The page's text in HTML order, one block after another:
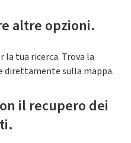
altre opzioni.
tua ricerca. Trova la
direttamente sulla mappa.
il recupero dei